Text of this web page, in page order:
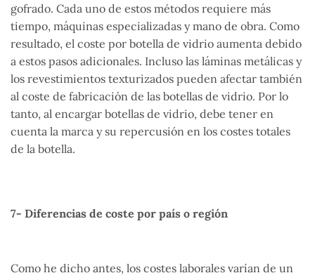
gofrado. Cada uno de estos métodos requiere más
tiempo, máquinas especializadas y mano de obra. Como
resultado, el coste por botella de vidrio aumenta debido
a estos pasos adicionales. Incluso las láminas metálicas y
los revestimientos texturizados pueden afectar también
al coste de fabricación de las botellas de vidrio. Por lo
tanto, al encargar botellas de vidrio, debe tener en
cuenta la marca y su repercusión en los costes totales
de la botella.
7- Diferencias de coste por país o región
Como he dicho antes, los costes laborales varían de un